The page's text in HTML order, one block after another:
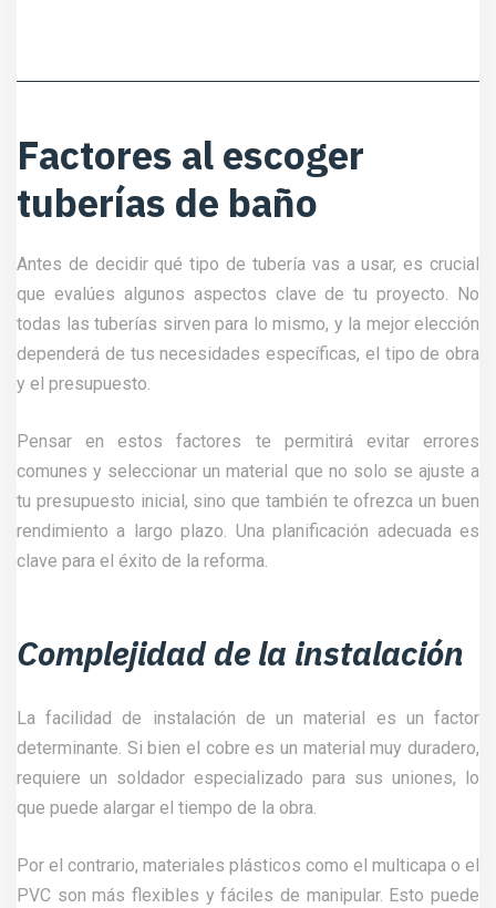
Factores al escoger
tuberías de baño
Antes de decidir qué tipo de tubería vas a usar, es crucial
que evalúes algunos aspectos clave de tu proyecto. No
todas las tuberías sirven para lo mismo, y la mejor elección
dependerá de tus necesidades específicas, el tipo de obra
y el presupuesto.
Pensar en estos factores te permitirá evitar errores
comunes y seleccionar un material que no solo se ajuste a
tu presupuesto inicial, sino que también te ofrezca un buen
rendimiento a largo plazo. Una planificación adecuada es
clave para el éxito de la reforma.
Complejidad de la instalación
La facilidad de instalación de un material es un factor
determinante. Si bien el cobre es un material muy duradero,
requiere un soldador especializado para sus uniones, lo
que puede alargar el tiempo de la obra.
Por el contrario, materiales plásticos como el multicapa o el
PVC son más flexibles y fáciles de manipular. Esto puede